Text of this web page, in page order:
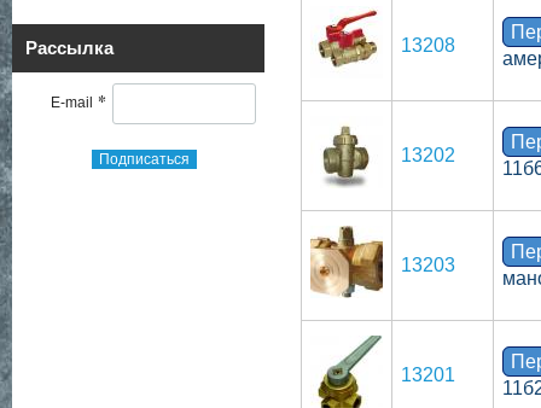
Рассылка
E-mail *
Подписаться
13208
13202
13203
13201